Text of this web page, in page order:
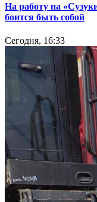
На работу на
боится быть собой
Сегодня, 16:33